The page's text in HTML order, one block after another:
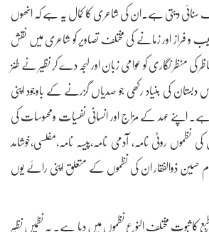
سنائی دیتی ہے۔ان کی شاعری کا کمال یہ ہے کہ انھوں
و فراز اور زمانے کی مختلف تصاویر کو شاعری میں نقش
کی منظر نگاری کو عوامی زبان اور لہجہ دے کر نظیر نے طنز
دبستان کی بنیاد رکھی جو صدیاں گزرنے کے باوجود اپنی
اپنے عہد کے مزاج اور انسانی نفسیات ومحسوسات کی
روٹی نامہ، آدمی نامہ،پیسہ نامہ،مفلسی،خوشامد
حسین ذوالفقار ان کی نظموں کے متعلق اپنی رائے یوں
کا ثبوت مختلف النوع نظموں میں دیا ہے۔ یہ نظمیں نظیر